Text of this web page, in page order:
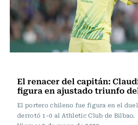
El renacer del capitán:
figura en ajustado triunfo
El portero chileno fue figura en el
derrotó 1-0 al Athletic Club de Bilbao.